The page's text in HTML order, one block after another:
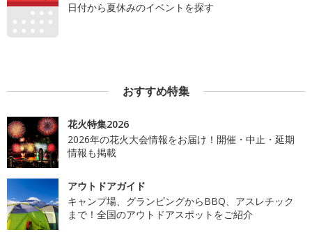
日付から夏休みのイベントを探す
おすすめ特集
花火特集2026
2026年の花火大会情報をお届け！開催・中止・延期
情報も掲載
アウトドアガイド
キャンプ場、グランピングからBBQ、アスレチック
まで！全国のアウトドアスポットをご紹介